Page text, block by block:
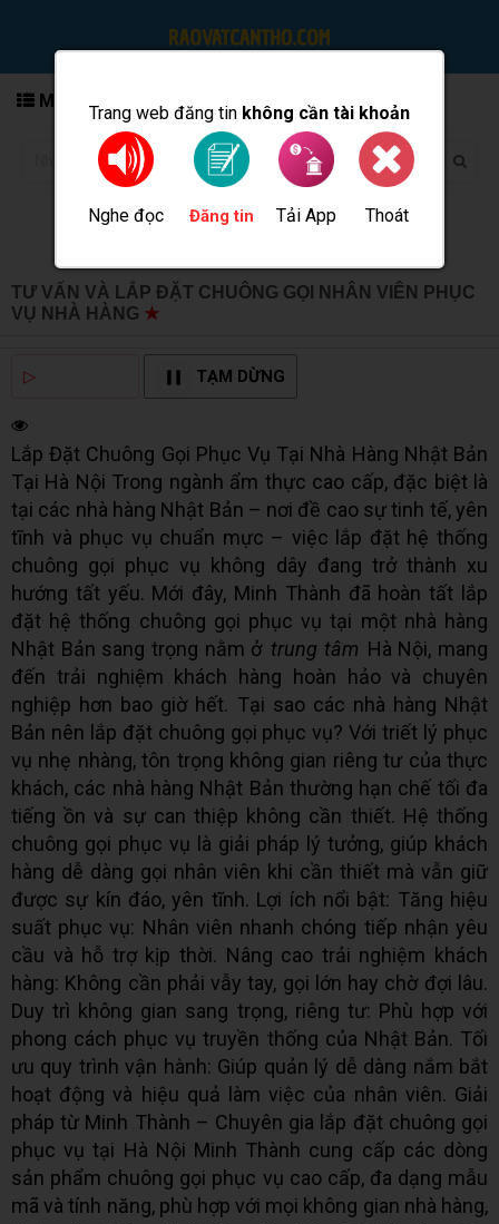
Trang web đăng tin không cần tài khoản
Nghe đọc Đăng tin Tải App Thoát
MENU
TƯ VẤN VÀ LẮP ĐẶT CHUÔNG GỌI NHÂN VIÊN PHỤC
VỤ NHÀ HÀNG ★
▷ TẠM DỪNG
Lắp Đặt Chuông Gọi Phục Vụ Tại Nhà Hàng Nhật Bản
Tại Hà Nội Trong ngành ẩm thực cao cấp, đặc biệt là
tại các nhà hàng Nhật Bản – nơi đề cao sự tinh tế, yên
tĩnh và phục vụ chuẩn mực – việc lắp đặt hệ thống
chuông gọi phục vụ không dây đang trở thành xu
hướng tất yếu. Mới đây, Minh Thành đã hoàn tất lắp
đặt hệ thống chuông gọi phục vụ tại một nhà hàng
Nhật Bản sang trọng nằm ở trung tâm Hà Nội, mang
đến trải nghiệm khách hàng hoàn hảo và chuyên
nghiệp hơn bao giờ hết. Tại sao các nhà hàng Nhật
Bản nên lắp đặt chuông gọi phục vụ? Với triết lý phục
vụ nhẹ nhàng, tôn trọng không gian riêng tư của thực
khách, các nhà hàng Nhật Bản thường hạn chế tối đa
tiếng ồn và sự can thiệp không cần thiết. Hệ thống
chuông gọi phục vụ là giải pháp lý tưởng, giúp khách
hàng dễ dàng gọi nhân viên khi cần thiết mà vẫn giữ
được sự kín đáo, yên tĩnh. Lợi ích nổi bật: Tăng hiệu
suất phục vụ: Nhân viên nhanh chóng tiếp nhận yêu
cầu và hỗ trợ kịp thời. Nâng cao trải nghiệm khách
hàng: Không cần phải vẫy tay, gọi lớn hay chờ đợi lâu.
Duy trì không gian sang trọng, riêng tư: Phù hợp với
phong cách phục vụ truyền thống của Nhật Bản. Tối
ưu quy trình vận hành: Giúp quản lý dễ dàng nắm bắt
hoạt động và hiệu quả làm việc của nhân viên. Giải
pháp từ Minh Thành – Chuyên gia lắp đặt chuông gọi
phục vụ tại Hà Nội Minh Thành cung cấp các dòng
sản phẩm chuông gọi phục vụ cao cấp, đa dạng mẫu
mã và tính năng, phù hợp với mọi không gian nhà hàng,